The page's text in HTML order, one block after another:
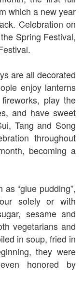
which a new year
Celebration on
Spring Festival,
are all decorated
enjoy lanterns
play the
and have sweet
Tang and Song
throughout
becoming a
“glue pudding”,
solely or with
sesame and
vegetarians and
in soup, fried in
they were
honored by